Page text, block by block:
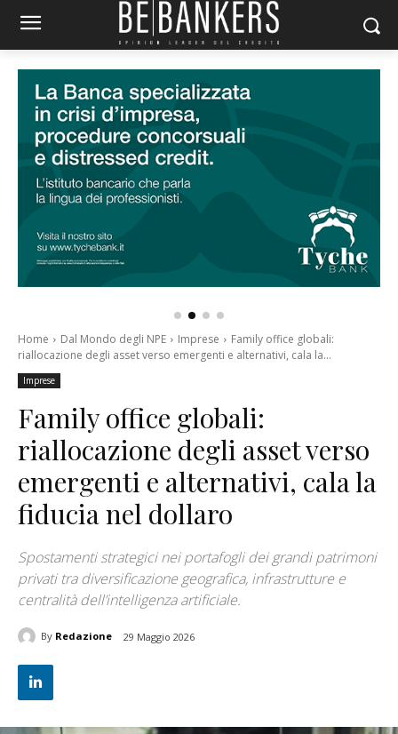
Home Dal Mondo degli NPE Imprese
Family office globali:
riallocazione degli asset verso emergenti e alternativi, cala la...
Imprese
Family office globali:
riallocazione degli asset verso
emergenti e alternativi, cala la
fiducia nel dollaro
Spostamenti strategici nei portafogli dei grandi patrimoni
privati tra diversificazione geografica, infrastrutture e
centralità dell’intelligenza artificiale.
By Redazione 29 Maggio 2026